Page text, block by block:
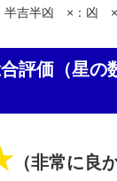
吉半凶 ×：凶
評価（星の
（非常に良